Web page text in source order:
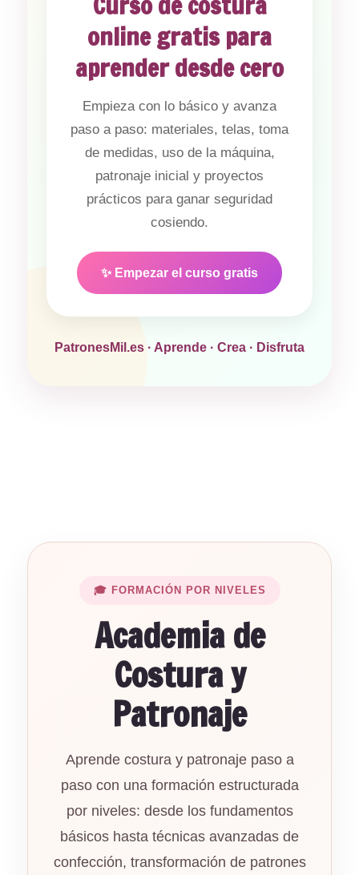
online gratis para
aprender desde cero
Empieza con lo básico y avanza
paso a paso: materiales, telas, toma
de medidas, uso de la máquina,
patronaje inicial y proyectos
prácticos para ganar seguridad
cosiendo.
✨ Empezar el curso gratis
PatronesMil.es · Aprende · Crea · Disfruta
🎓 FORMACIÓN POR NIVELES
Academia de
Costura y
Patronaje
Aprende costura y patronaje paso a
paso con una formación estructurada
por niveles: desde los fundamentos
básicos hasta técnicas avanzadas de
confección, transformación de patrones